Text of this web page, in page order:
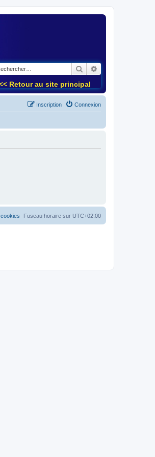
Rechercher
Retour au site principal
Connexion
Inscription
Fuseau horaire sur UTC+02:00